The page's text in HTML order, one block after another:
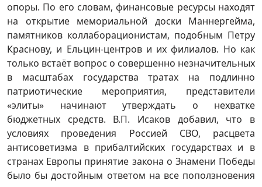
опоры. По его словам, финансовые ресурсы находят
на открытие мемориальной доски Маннергейма,
памятников коллаборационистам, подобным Петру
Краснову, и Ельцин-центров и их филиалов. Но как
только встаёт вопрос о совершенно незначительных
в масштабах государства тратах на подлинно
патриотические мероприятия, представители
«элиты» начинают утверждать о нехватке
бюджетных средств. В.П. Исаков добавил, что в
условиях проведения Россией СВО, расцвета
антисоветизма в прибалтийских государствах и в
странах Европы принятие закона о Знамени Победы
было бы достойным ответом на все поползновения